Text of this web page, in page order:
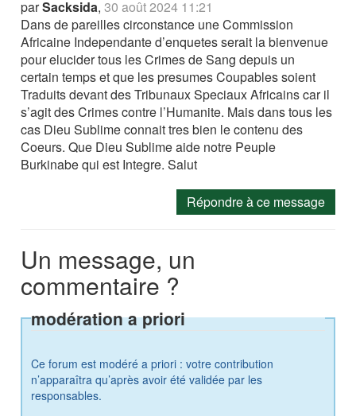
parSacksida,30 août 2024 11:21
Dans de pareilles circonstance une Commission
Africaine Independante d’enquetes serait la bienvenue
pour elucider tous les Crimes de Sang depuis un
certain temps et que les presumes Coupables soient
Traduits devant des Tribunaux Speciaux Africains car il
s’agit des Crimes contre l’Humanite. Mais dans tous les
cas Dieu Sublime connait tres bien le contenu des
Coeurs. Que Dieu Sublime aide notre Peuple
Burkinabe qui est Integre. Salut
Répondre à ce message
Un message, un
commentaire ?
modération a priori
Ce forum est modéré a priori : votre contribution
n’apparaîtra qu’après avoir été validée par les
responsables.